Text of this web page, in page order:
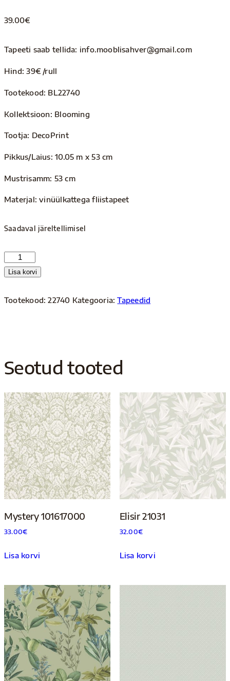
39.00€
Tapeeti saab tellida: info.mooblisahver@gmail.com
Hind: 39€ /rull
Tootekood: BL22740
Kollektsioon: Blooming
Tootja: DecoPrint
Pikkus/Laius: 10.05 m x 53 cm
Mustrisamm: 53 cm
Materjal: vinüülkattega fliistapeet
Saadaval järeltellimisel
Blooming
22740
Lisa korvi
Tootekood:22740 Kategooria:Tapeedid
Seotud tooted
Mystery 101617000
33.00€
Lisa korvi
Elisir 21031
32.00€
Lisa korvi